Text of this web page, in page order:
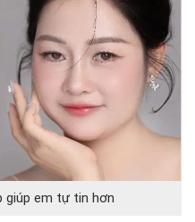
giúp em tự tin hơn